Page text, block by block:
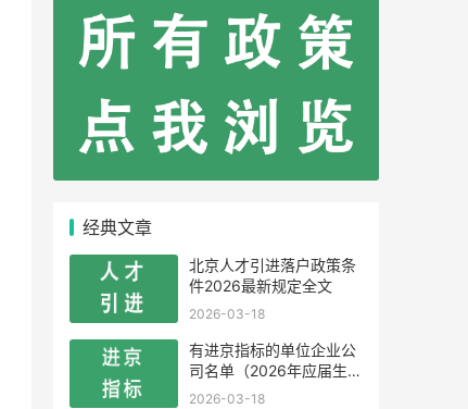
经典文章
北京人才引进落户政策条
件2026最新规定全文
2026-03-18
有进京指标的单位企业公
司名单（2026年应届生留
学生）
2026-03-18